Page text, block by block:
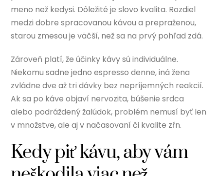
meno než kedysi. Dôležité je slovo kvalita. Rozdiel
medzi dobre spracovanou kávou a prepraženou,
starou zmesou je väčší, než sa na prvý pohľad zdá.
Zároveň platí, že účinky kávy sú individuálne.
Niekomu sadne jedno espresso denne, iná žena
zvládne dve až tri dávky bez nepríjemných reakcií.
Ak sa po káve objaví nervozita, búšenie srdca
alebo podráždený žalúdok, problém nemusí byť len
v množstve, ale aj v načasovaní či kvalite zŕn.
Kedy piť kávu, aby vám